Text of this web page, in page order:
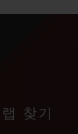
찾기